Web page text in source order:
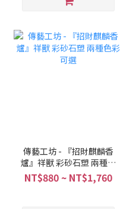
傳藝工坊 - 『招財麒麟香
爐』祥獸 彩砂石塑 兩種色
彩可選
NT$880 ~ NT$1,760